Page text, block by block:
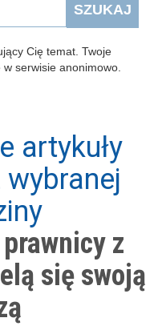
SZUKAJ
Cię temat. Twoje
w serwisie anonimowo.
artykuły
z
się swoją